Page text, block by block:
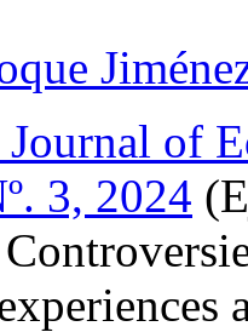
Journal of
3, 2024